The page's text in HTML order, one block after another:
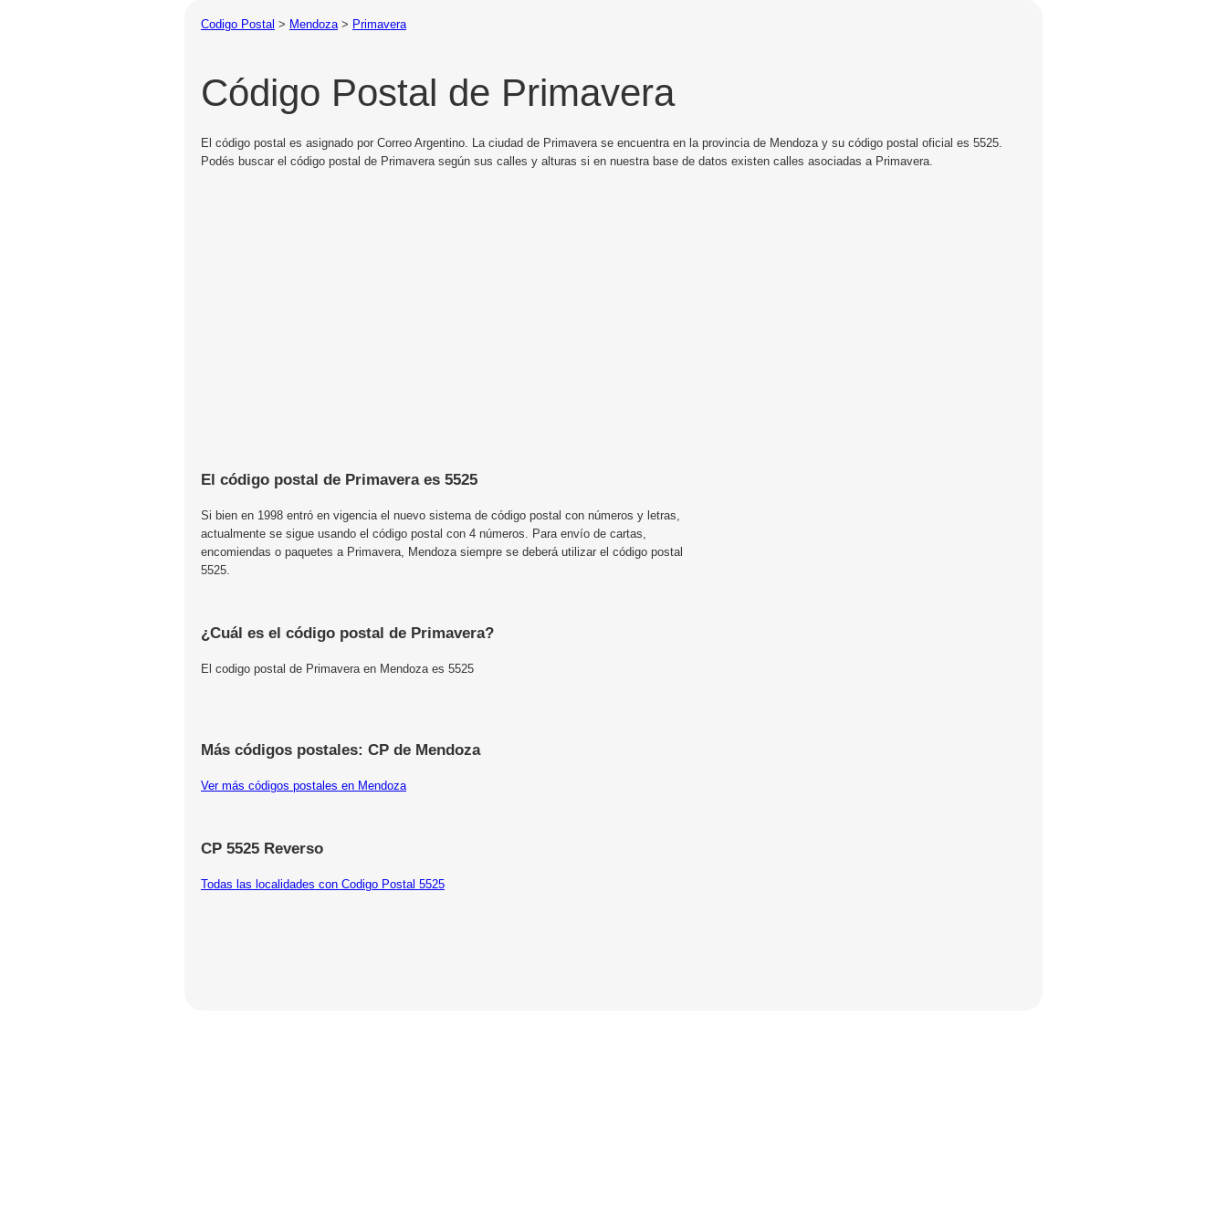
Codigo Postal > Mendoza> Primavera
Código Postal de Primavera
El código postal es asignado por Correo Argentino. La ciudad de Primavera se encuentra en la provincia de Mendoza y su código postal oficial es 5525.
Podés buscar el código postal de Primavera según sus calles y alturas si en nuestra base de datos existen calles asociadas a Primavera.
El código postal de Primavera es 5525
Si bien en 1998 entró en vigencia el nuevo sistema de código postal con números y letras,
actualmente se sigue usando el código postal con 4 números. Para envío de cartas,
encomiendas o paquetes a Primavera, Mendoza siempre se deberá utilizar el código postal
5525.
¿Cuál es el código postal de Primavera?
El codigo postal de Primavera en Mendoza es 5525
Más códigos postales: CP de Mendoza
Ver más códigos postales en Mendoza
CP 5525 Reverso
Todas las localidades con Codigo Postal 5525